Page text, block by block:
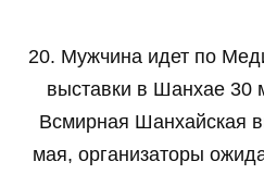
20. Мужчина идет по
выставки в Шанхае 30
Всмирная Шанхайская
мая, организаторы